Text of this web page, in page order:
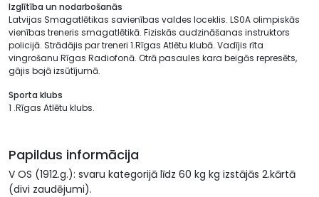
Izglītība un nodarbošanās
Latvijas Smagatlētikas savienības valdes loceklis. LS0A olimpiskās
vienības treneris smagatlētikā. Fiziskās audzināšanas instruk­tors
policijā. Strādājis par treneri 1.Rīgas Atlētu klu­bā. Vadījis rīta
vingrošanu Rīgas Radiofonā. Otrā pa­saules kara beigās represēts,
gājis bojā izsūtījumā.
Sporta klubs
1 .Rīgas Atlētu klubs.
Papildus informācija
V OS (1912.g.): svaru kategorijā līdz 60 kg kg izstājās 2.kārtā
(divi zaudējumi).